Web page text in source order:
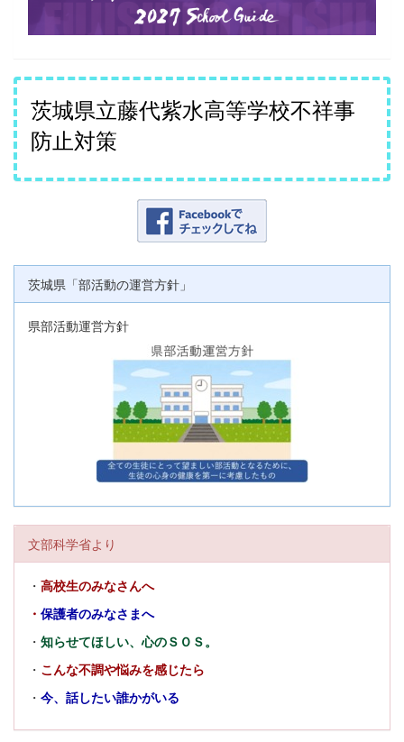
茨城県立藤代紫水高等学校不祥事
防止対策
茨城県「部活動の運営方針」
県部活動運営方針
文部科学省より
・ 高校生のみなさんへ
・ 保護者のみなさまへ
・ 知らせてほしい、心のＳＯＳ。
・ こんな不調や悩みを感じたら
・ 今、話したい誰かがいる